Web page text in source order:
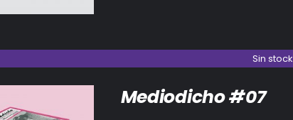
Sin stock
Mediodicho #07